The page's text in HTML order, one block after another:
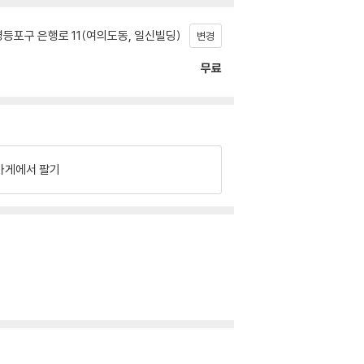
포구 은행로 11(여의도동, 일신빌딩) 변경
무료
게에서 팔기